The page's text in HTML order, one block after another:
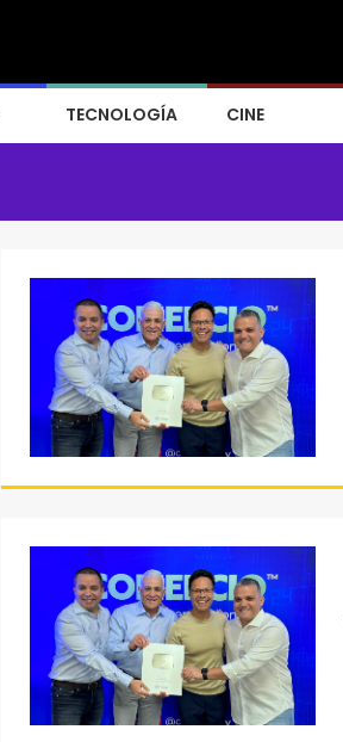
TECNOLOGÍA CINE